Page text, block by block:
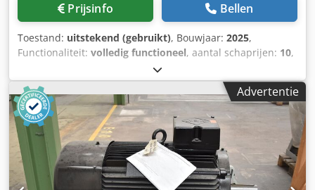
Prijsinfo Bellen
Toestand: uitstekend (gebruikt), Bouwjaar: 2025,
Functionaliteit: volledig functioneel, aantal schaprijen: 10,
Door de sluiting van onze zagerij hebben wij diverse
machines en accessoires te koop (zie foto's). Bij interesse
kunt u contact met ons opnemen. -Motor 45kW voor
hakselaar -Dubbelzijdig draagarmrek, 15 m lang Cjdpfsyi
Erpjx Aaisrf
Advertentie